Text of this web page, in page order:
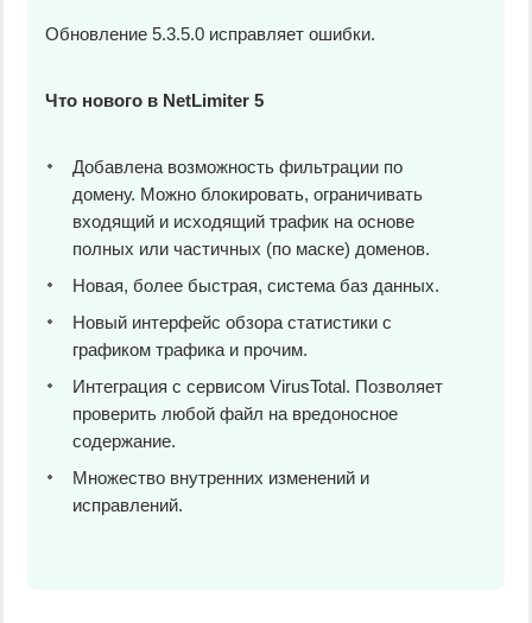
Обновление 5.3.5.0 исправляет ошибки.
Что нового в NetLimiter 5
Добавлена возможность фильтрации по
домену. Можно блокировать, ограничивать
входящий и исходящий трафик на основе
полных или частичных (по маске) доменов.
Новая, более быстрая, система баз данных.
Новый интерфейс обзора статистики с
графиком трафика и прочим.
Интеграция с сервисом VirusTotal. Позволяет
проверить любой файл на вредоносное
содержание.
Множество внутренних изменений и
исправлений.